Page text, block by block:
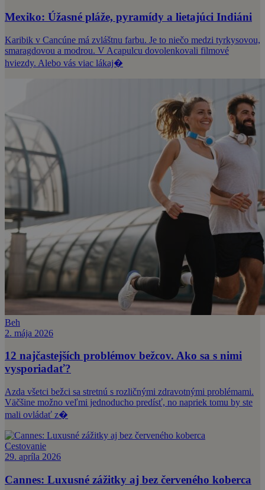
Mexiko: Úžasné pláže, pyramídy a lietajúci Indiáni
Karibik v Cancúne má zvláštnu farbu. Je to niečo medzi tyrkysovou,
smaragdovou a modrou. V Acapulcu dovolenkovali filmové
hviezdy. Alebo vás viac lákaj�
Beh
2. mája 2026
12 najčastejších problémov bežcov. Ako sa s nimi
vysporiadať?
Azda všetci bežci sa stretnú s rozličnými zdravotnými problémami.
Väčšine možno veľmi jednoducho predísť, no napriek tomu by ste
mali ovládať z�
Cestovanie
29. apríla 2026
Cannes: Luxusné zážitky aj bez červeného koberca